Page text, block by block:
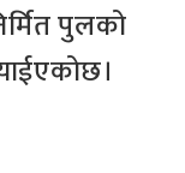
पुलको